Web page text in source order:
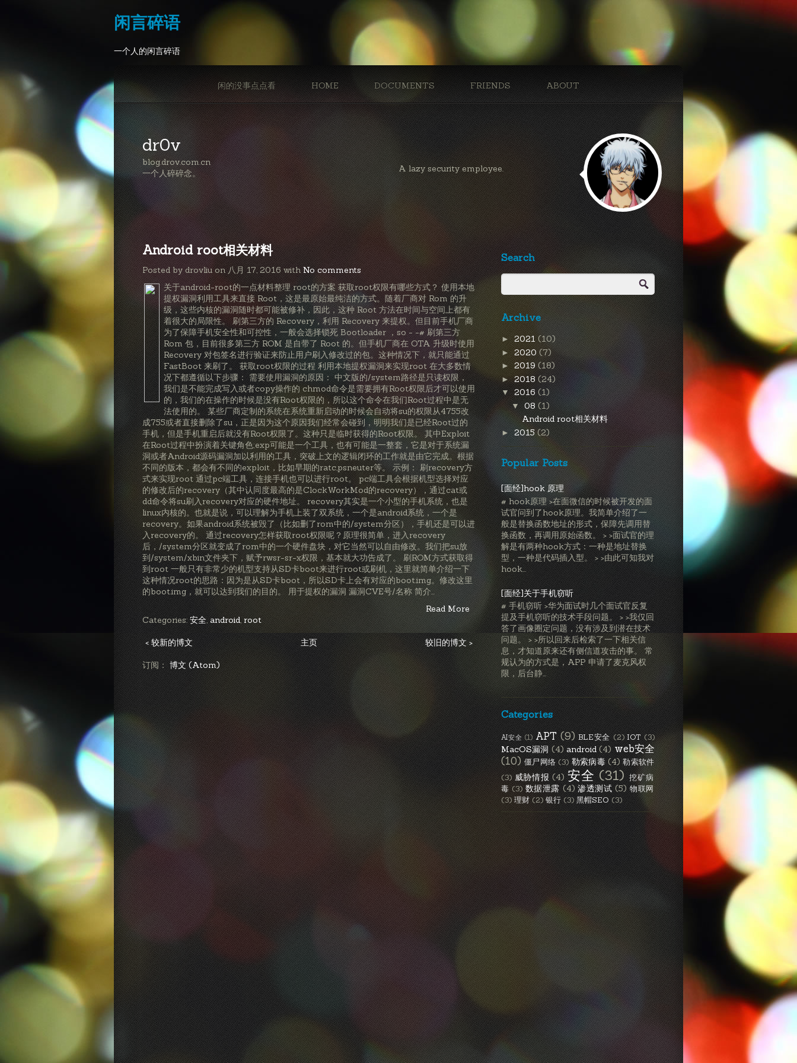
闲言碎语
一个人的闲言碎语
闲的没事点点看 HOME DOCUMENTS FRIENDS ABOUT
dr0v
blog.drov.com.cn
一个人碎碎念。
A lazy security employee.
Android root相关材料
Posted by drovliu on 八月 17, 2016 withNo comments
关于android-root的一点材料整理 root的方案 获取root权限有哪些方式？ 使用本地
提权漏洞利用工具来直接 Root，这是最原始最纯洁的方式。随着厂商对 Rom 的升
级，这些内核的漏洞随时都可能被修补，因此，这种 Root 方法在时间与空间上都有
着很大的局限性。 刷第三方的 Recovery，利用 Recovery 来提权。但目前手机厂商
为了保障手机安全性和可控性，一般会选择锁死 Bootloader ，so - -# 刷第三方
Rom 包，目前很多第三方 ROM 是自带了 Root 的。但手机厂商在 OTA 升级时使用
Recovery 对包签名进行验证来防止用户刷入修改过的包。这种情况下，就只能通过
FastBoot 来刷了。 获取root权限的过程 利用本地提权漏洞来实现root 在大多数情
况下都遵循以下步骤： 需要使用漏洞的原因： 中文版的/system路径是只读权限，
我们是不能完成写入或者copy操作的 chmod命令是需要拥有Root权限后才可以使用
的，我们的在操作的时候是没有Root权限的，所以这个命令在我们Root过程中是无
法使用的。 某些厂商定制的系统在系统重新启动的时候会自动将su的权限从4755改
成755或者直接删除了su，正是因为这个原因我们经常会碰到，明明我们是已经Root过的
手机，但是手机重启后就没有Root权限了。这种只是临时获得的Root权限。 其中Exploit
在Root过程中扮演着关键角色;exp可能是一个工具，也有可能是一整套，它是对于系统漏
洞或者Android源码漏洞加以利用的工具，突破上文的逻辑闭环的工作就是由它完成。根据
不同的版本，都会有不同的exploit，比如早期的ratc,psneuter等。 示例： 刷recovery方
式来实现root 通过pc端工具，连接手机也可以进行root。 pc端工具会根据机型选择对应
的修改后的recovery（其中认同度最高的是ClockWorkMod的recovery），通过cat或
dd命令将su刷入recovery对应的硬件地址。 recovery其实是一个小型的手机系统，也是
linux内核的。也就是说，可以理解为手机上装了双系统，一个是android系统，一个是
recovery。如果android系统被毁了（比如删了rom中的/system分区），手机还是可以进
入recovery的。 通过recovery怎样获取root权限呢？原理很简单，进入recovery
后，/system分区就变成了rom中的一个硬件盘块，对它当然可以自由修改。我们把su放
到/system/xbin文件夹下，赋予rwsr-sr-x权限，基本就大功告成了。 刷ROM方式获取得
到root 一般只有非常少的机型支持从SD卡boot来进行root或刷机，这里就简单介绍一下
这种情况root的思路：因为是从SD卡boot，所以SD卡上会有对应的boot.img。修改这里
的boot.img，就可以达到我们的目的。 用于提权的漏洞 漏洞CVE号/名称 简介...
Read More
Categories:安全,android,root
< 较新的博文 较旧的博文 >
主页
订阅：博文 (Atom)
Search
Archive
►2021(10)
►2020(7)
►2019(18)
►2018(24)
▼2016(1)
▼08(1)
Android root相关材料
►2015(2)
Popular Posts
[面经]hook 原理
# hook原理 >在面微信的时候被开发的面
试官问到了hook原理。我简单介绍了一
般是替换函数地址的形式，保障先调用替
换函数，再调用原始函数。 > >面试官的理
解是有两种hook方式：一种是地址替换
型，一种是代码插入型。 > >由此可知我对
hook...
[面经]关于手机窃听
# 手机窃听 >华为面试时几个面试官反复
提及手机窃听的技术手段问题。 > >我仅回
答了画像圈定问题，没有涉及到潜在技术
问题。 > >所以回来后检索了一下相关信
息，才知道原来还有侧信道攻击的事。 常
规认为的方式是，APP 申请了麦克风权
限，后台静...
Categories
AI安全 (1) APT (9) BLE安全 (2) IOT (3)
MacOS漏洞 (4) android (4) web安全
(10) 僵尸网络 (3) 勒索病毒 (4) 勒索软件
(3) 威胁情报 (4) 安全 (31) 挖矿病
毒 (3) 数据泄露 (4) 渗透测试 (5) 物联网
(3) 理财 (2) 银行 (3) 黑帽SEO (3)